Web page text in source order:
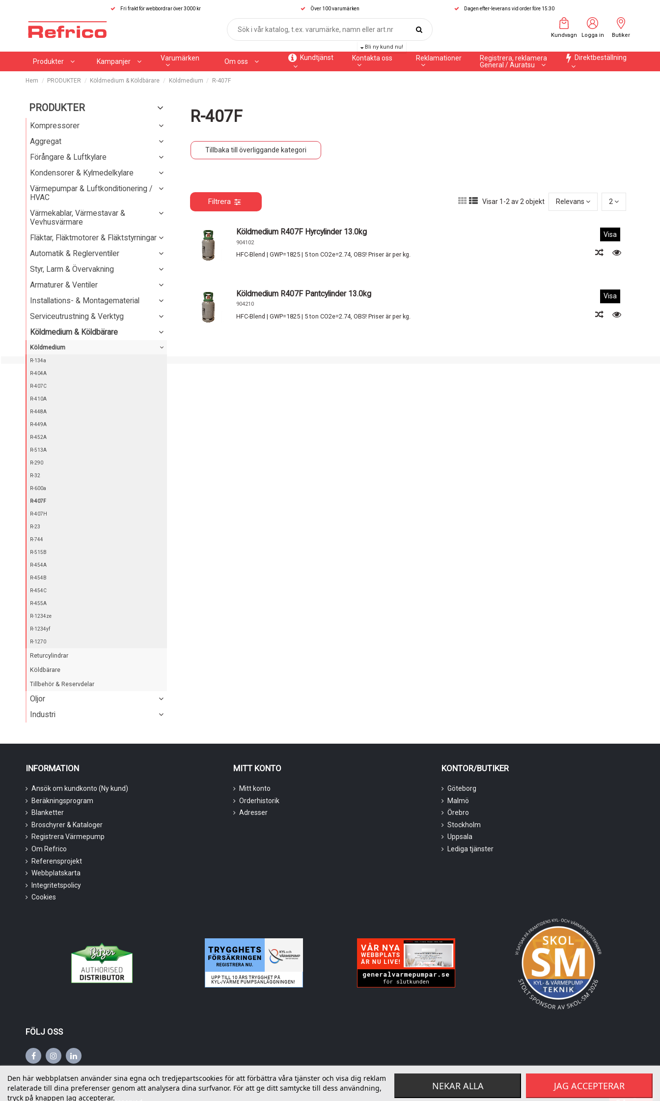
Fri frakt för webbordrar över 3000 kr Över 100 varumärken Dagen efter-leverans vid order före 15:30
Kundvagn Logga in Butiker
Produkter Kampanjer Varumärken Om oss
Kundtjänst Kontakta oss
Bli ny kund nu!
Reklamationer
Registrera, reklamera
General / Auratsu
Direktbeställning
Hem PRODUKTER Köldmedium & Köldbärare Köldmedium R-407F
R-407F
Tillbaka till överliggande kategori
Filtrera Visar 1-2 av 2 objekt Relevans 2
Köldmedium R407F Hyrcylinder 13.0kg
904102
HFC-Blend | GWP=1825 | 5 ton CO2e=2.74, OBS! Priser är per kg.
Visa
Köldmedium R407F Pantcylinder 13.0kg
904210
HFC-Blend | GWP=1825 | 5 ton CO2e=2.74, OBS! Priser är per kg.
Visa
PRODUKTER
Kompressorer
Aggregat
Förångare & Luftkylare
Kondensorer & Kylmedelkylare
Värmepumpar & Luftkonditionering /
HVAC
Värmekablar, Värmestavar &
Vevhusvärmare
Fläktar, Fläktmotorer & Fläktstyrningar
Automatik & Reglerventiler
Styr, Larm & Övervakning
Armaturer & Ventiler
Installations- & Montagematerial
Serviceutrustning & Verktyg
Köldmedium & Köldbärare
Köldmedium
R-134a
R-404A
R-407C
R-410A
R-448A
R-449A
R-452A
R-513A
R-290
R-32
R-600a
R-407F
R-407H
R-23
R-744
R-515B
R-454A
R-454B
R-454C
R-455A
R-1234ze
R-1234yf
R-1270
Returcylindrar
Köldbärare
Tillbehör & Reservdelar
Oljor
Industri
INFORMATION
Ansök om kundkonto (Ny kund)
Beräkningsprogram
Blanketter
Broschyrer & Kataloger
Registrera Värmepump
Om Refrico
Referensprojekt
Webbplatskarta
Integritetspolicy
Cookies
MITT KONTO
Mitt konto
Orderhistorik
Adresser
KONTOR/BUTIKER
Göteborg
Malmö
Örebro
Stockholm
Uppsala
Lediga tjänster
Den här webbplatsen använder sina egna och tredjepartscookies för att förbättra våra tjänster och visa dig reklam
relaterade till dina preferenser genom att analysera dina surfvanor. För att ge ditt samtycke till dess användning,
tryck på knappen Jag accepterar.
NEKAR ALLA JAG ACCEPTERAR
FÖLJ OSS